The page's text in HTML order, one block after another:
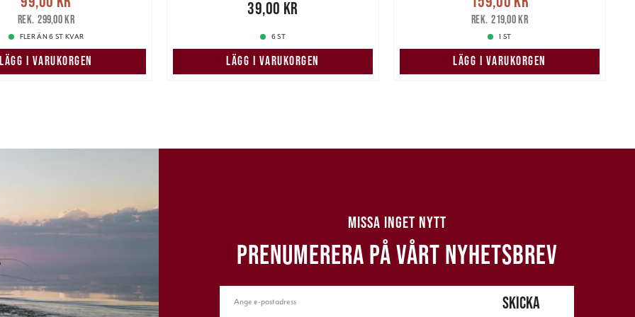
pris: 299,00 kr
299,00 kr
FLER ÄN 6 ST KVAR
LÄGG I VARUKORGEN
39,00 kr39,00 kr
6 ST
LÄGG I VARUKORGEN
Tidigare pris
219,00 kr
1 ST
LÄGG I VARUKORGEN
MISSA INGET NYTT
PRENUMERERA PÅ VÅRT NYHETSBREV
SKICKA